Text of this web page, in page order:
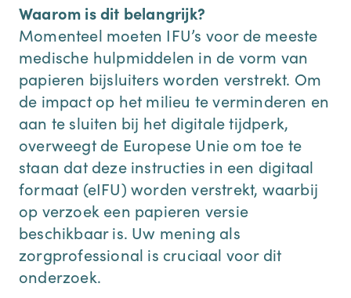
Waarom is dit belangrijk?
Momenteel moeten IFU’s voor de meeste
medische hulpmiddelen in de vorm van
papieren bijsluiters worden verstrekt. Om
de impact op het milieu te verminderen en
aan te sluiten bij het digitale tijdperk,
overweegt de Europese Unie om toe te
staan dat deze instructies in een digitaal
formaat (eIFU) worden verstrekt, waarbij
op verzoek een papieren versie
beschikbaar is. Uw mening als
zorgprofessional is cruciaal voor dit
onderzoek.